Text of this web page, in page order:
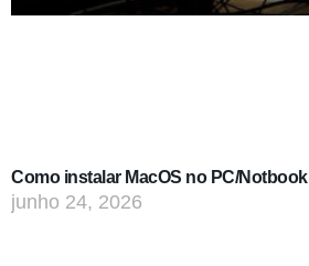
Como instalar MacOS no PC/Notbook
junho 24, 2026